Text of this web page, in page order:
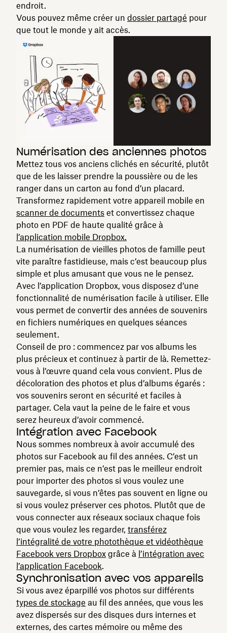
endroit.
Vous pouvez même créer un dossier partagé pour
que tout le monde y ait accès.
Numérisation des anciennes photos
Mettez tous vos anciens clichés en sécurité, plutôt
que de les laisser prendre la poussière ou de les
ranger dans un carton au fond d’un placard.
Transformez rapidement votre appareil mobile en
scanner de documents et convertissez chaque
photo en PDF de haute qualité grâce à
l’application mobile Dropbox.
La numérisation de vieilles photos de famille peut
vite paraître fastidieuse, mais c’est beaucoup plus
simple et plus amusant que vous ne le pensez.
Avec l’application Dropbox, vous disposez d’une
fonctionnalité de numérisation facile à utiliser. Elle
vous permet de convertir des années de souvenirs
en fichiers numériques en quelques séances
seulement.
Conseil de pro : commencez par vos albums les
plus précieux et continuez à partir de là. Remettez-
vous à l’œuvre quand cela vous convient. Plus de
décoloration des photos et plus d’albums égarés :
vos souvenirs seront en sécurité et faciles à
partager. Cela vaut la peine de le faire et vous
serez heureux d’avoir commencé.
Intégration avec Facebook
Nous sommes nombreux à avoir accumulé des
photos sur Facebook au fil des années. C’est un
premier pas, mais ce n’est pas le meilleur endroit
pour importer des photos si vous voulez une
sauvegarde, si vous n’êtes pas souvent en ligne ou
si vous voulez préserver ces photos. Plutôt que de
vous connecter aux réseaux sociaux chaque fois
que vous voulez les regarder, transférez
l’intégralité de votre photothèque et vidéothèque
Facebook vers Dropbox grâce à l’intégration avec
l’application Facebook.
Synchronisation avec vos appareils
Si vous avez éparpillé vos photos sur différents
types de stockage au fil des années, que vous les
avez dispersés sur des disques durs internes et
externes, des cartes mémoire ou même des